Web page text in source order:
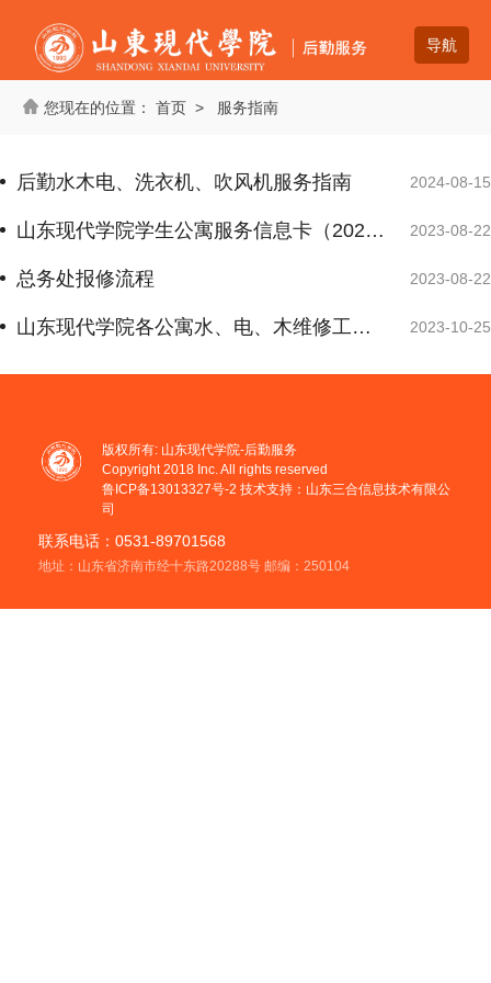
首页 > 服务指南
后勤水木电、洗衣机、吹风机服务指南 2024-08-15
山东现代学院学生公寓服务信息卡（2023.08.22） 2023-08-22
总务处报修流程 2023-08-22
山东现代学院各公寓水、电、木维修工服务负责人及报修电话 2023-10-25
版权所有: 山东现代学院-后勤服务
Copyright 2018 Inc. All rights reserved
鲁ICP备13013327号-2技术支持：山东三合信息技术有限公
司
联系电话：0531-89701568
地址：山东省济南市经十东路20288号 邮编：250104